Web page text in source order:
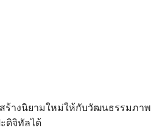
ร้างนิยามใหม่ให้กับวัฒนธรรมภาพ
ดิจิทัลได้